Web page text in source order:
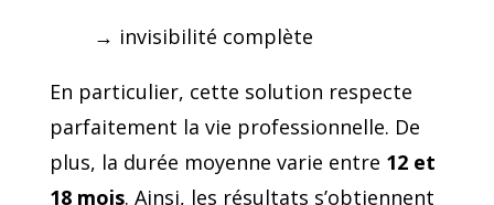
→ invisibilité complète
En particulier, cette solution respecte
parfaitement la vie professionnelle. De
plus, la durée moyenne varie entre 12 et
18 mois. Ainsi, les résultats s’obtiennent